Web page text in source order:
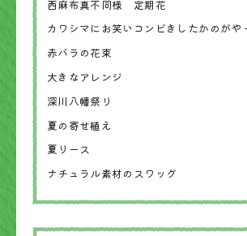
西麻布真不同様 定期花
カワシマにお笑いコンビきしたかのがや
赤バラの花束
大きなアレンジ
深川八幡祭り
夏の寄せ植え
夏リース
ナチュラル素材のスワッグ